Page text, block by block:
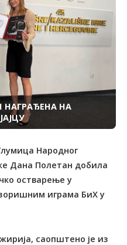
НА
Народног
Дана Полетан добила
остварење у
играма БиХ у
саопштено је из